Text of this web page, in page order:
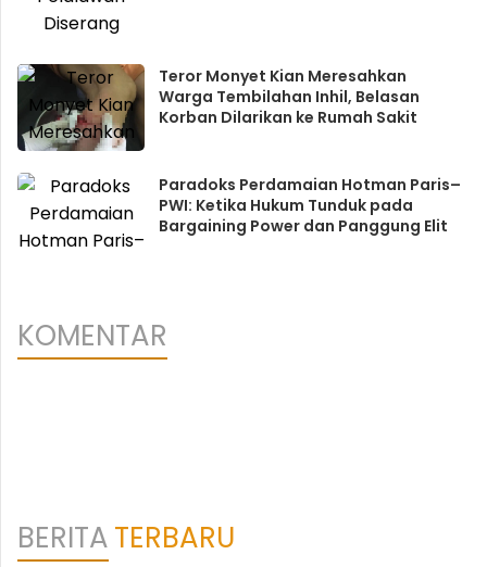
Teror Monyet Kian Meresahkan
Warga Tembilahan Inhil, Belasan
Korban Dilarikan ke Rumah Sakit
Paradoks Perdamaian Hotman Paris–
PWI: Ketika Hukum Tunduk pada
Bargaining Power dan Panggung Elit
KOMENTAR
BERITATERBARU